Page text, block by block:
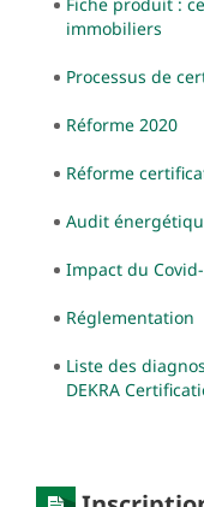
immobiliers
Processus de
Réforme 2020
Réforme
Audit
Impact du
Réglementation
Liste des
DEKRA